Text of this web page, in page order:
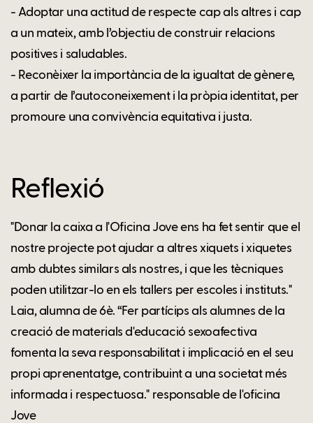
- Adoptar una actitud de respecte cap als altres i cap
a un mateix, amb l’objectiu de construir relacions
positives i saludables.
- Reconèixer la importància de la igualtat de gènere,
a partir de l’autoconeixement i la pròpia identitat, per
promoure una convivència equitativa i justa.
Reflexió
"Donar la caixa a l'Oficina Jove ens ha fet sentir que el
nostre projecte pot ajudar a altres xiquets i xiquetes
amb dubtes similars als nostres, i que les tècniques
poden utilitzar-lo en els tallers per escoles i instituts."
Laia, alumna de 6è. “Fer partícips als alumnes de la
creació de materials d'educació sexoafectiva
fomenta la seva responsabilitat i implicació en el seu
propi aprenentatge, contribuint a una societat més
informada i respectuosa." responsable de l'oficina
Jove